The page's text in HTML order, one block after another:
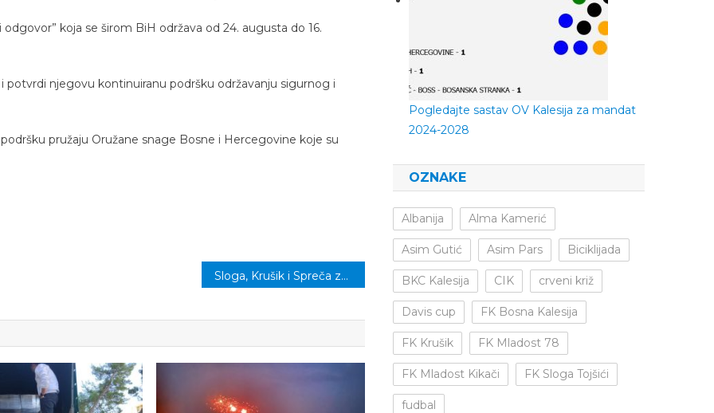
koja se širom BiH održava od 24. augusta do 16.
potvrdi njegovu kontinuiranu podršku održavanju sigurnog i
pružaju Oružane snage Bosne i Hercegovine koje su
Sloga, Krušik i Spreča za vikend traže prve prvenstvene bodove
Pogledajte sastav OV Kalesija za mandat
2024-2028
OZNAKE
Albanija Alma Kamerić
Asim Gutić Asim Pars Biciklijada
BKC Kalesija CIK crveni križ
Davis cup FK Bosna Kalesija
FK Krušik FK Mladost 78
FK Mladost Kikači FK Sloga Tojšići
fudbal